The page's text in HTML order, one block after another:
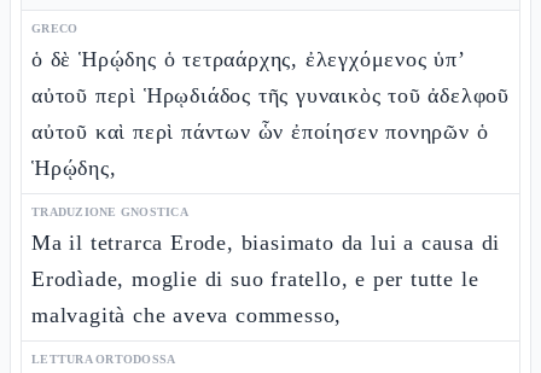
GRECO
ὁ δὲ Ἡρῴδης ὁ τετραάρχης, ἐλεγχόμενος ὑπ’
αὐτοῦ περὶ Ἡρῳδιάδος τῆς γυναικὸς τοῦ ἀδελφοῦ
αὐτοῦ καὶ περὶ πάντων ὧν ἐποίησεν πονηρῶν ὁ
Ἡρῴδης,
TRADUZIONE GNOSTICA
Ma il tetrarca Erode, biasimato da lui a causa di
Erodìade, moglie di suo fratello, e per tutte le
malvagità che aveva commesso,
LETTURA ORTODOSSA